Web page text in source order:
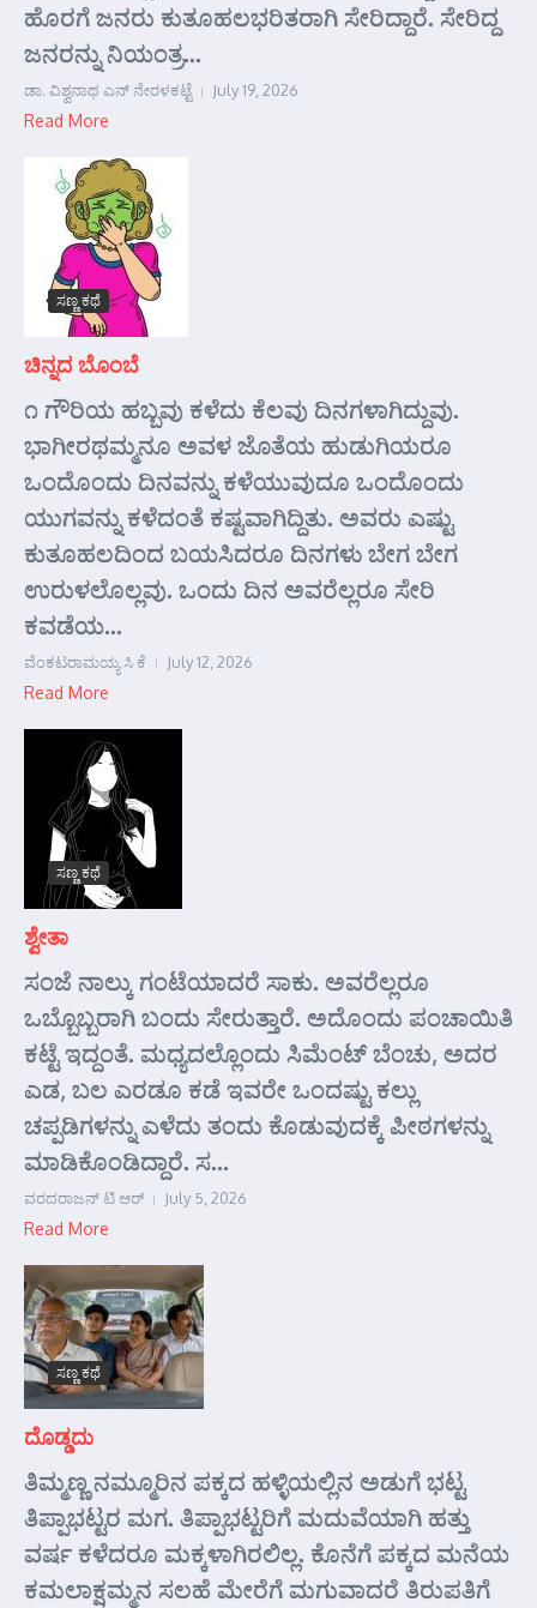
ಹೊರಗೆ ಜನರು ಕುತೂಹಲಭರಿತರಾಗಿ ಸೇರಿದ್ದಾರೆ. ಸೇರಿದ್ದ
ಜನರನ್ನು ನಿಯಂತ್ರ...
ಡಾ. ವಿಶ್ವನಾಥ ಎನ್ ನೇರಳಕಟ್ಟೆ July 19, 2026
Read More
ಸಣ್ಣ ಕಥೆ
ಚಿನ್ನದ ಬೊಂಬೆ
೧ ಗೌರಿಯ ಹಬ್ಬವು ಕಳೆದು ಕೆಲವು ದಿನಗಳಾಗಿದ್ದುವು.
ಭಾಗೀರಥಮ್ಮನೂ ಅವಳ ಜೊತೆಯ ಹುಡುಗಿಯರೂ
ಒಂದೊಂದು ದಿನವನ್ನು ಕಳೆಯುವುದೂ ಒಂದೊಂದು
ಯುಗವನ್ನು ಕಳೆದಂತೆ ಕಷ್ಟವಾಗಿದ್ದಿತು. ಅವರು ಎಷ್ಟು
ಕುತೂಹಲದಿಂದ ಬಯಸಿದರೂ ದಿನಗಳು ಬೇಗ ಬೇಗ
ಉರುಳಲೊಲ್ಲವು. ಒಂದು ದಿನ ಅವರೆಲ್ಲರೂ ಸೇರಿ
ಕವಡೆಯ...
ವೆಂಕಟರಾಮಯ್ಯ ಸಿ ಕೆ July 12, 2026
Read More
ಸಣ್ಣ ಕಥೆ
ಶ್ವೇತಾ
ಸಂಜೆ ನಾಲ್ಕು ಗಂಟೆಯಾದರೆ ಸಾಕು. ಅವರೆಲ್ಲರೂ
ಒಬ್ಬೊಬ್ಬರಾಗಿ ಬಂದು ಸೇರುತ್ತಾರೆ. ಅದೊಂದು ಪಂಚಾಯಿತಿ
ಕಟ್ಟೆ ಇದ್ದಂತೆ. ಮಧ್ಯದಲ್ಲೊಂದು ಸಿಮೆಂಟ್ ಬೆಂಚು, ಅದರ
ಎಡ, ಬಲ ಎರಡೂ ಕಡೆ ಇವರೇ ಒಂದಷ್ಟು ಕಲ್ಲು
ಚಪ್ಪಡಿಗಳನ್ನು ಎಳೆದು ತಂದು ಕೊಡುವುದಕ್ಕೆ ಪೀಠಗಳನ್ನು
ಮಾಡಿಕೊಂಡಿದ್ದಾರೆ. ಸ...
ವರದರಾಜನ್ ಟಿ ಆರ್ July 5, 2026
Read More
ಸಣ್ಣ ಕಥೆ
ದೊಡ್ಡದು
ತಿಮ್ಮಣ್ಣ ನಮ್ಮೂರಿನ ಪಕ್ಕದ ಹಳ್ಳಿಯಲ್ಲಿನ ಅಡುಗೆ ಭಟ್ಟ
ತಿಪ್ಪಾಭಟ್ಟರ ಮಗ. ತಿಪ್ಪಾಭಟ್ಟರಿಗೆ ಮದುವೆಯಾಗಿ ಹತ್ತು
ವರ್ಷ ಕಳೆದರೂ ಮಕ್ಕಳಾಗಿರಲಿಲ್ಲ. ಕೊನೆಗೆ ಪಕ್ಕದ ಮನೆಯ
ಕಮಲಾಕ್ಷಮ್ಮನ ಸಲಹೆ ಮೇರೆಗೆ ಮಗುವಾದರೆ ತಿರುಪತಿಗೆ